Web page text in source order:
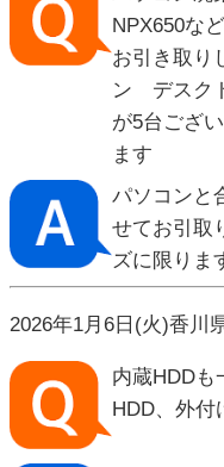
NPX650な
お引き取り
ン デスク
が5台ござ
ます
パソコンと
せてお引取
ズに限りま
2026年1月6日(火)香川
内蔵HDDも
HDD、外付